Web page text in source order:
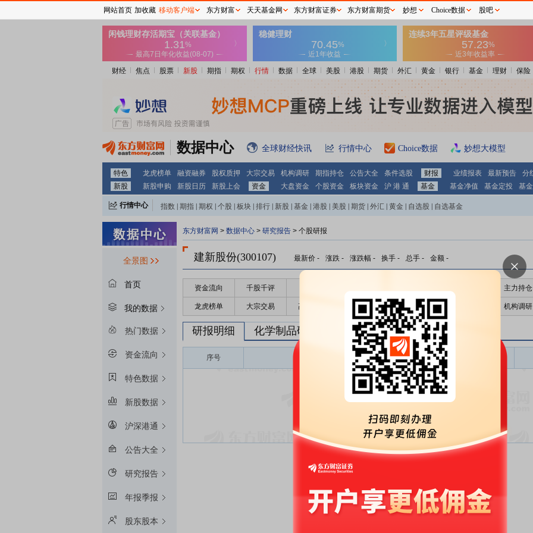
财经 焦点 股票 新股 期指 期权 行情 数据 全球 美股 港股 期货 外汇 黄金 银行 基金 理财 保险
数据中心 全球财经快讯 行情中心 Choice数据 妙想大模型
特色 龙虎榜单 融资融券 股权质押 大宗交易 机构调研 期指持仓 公告大全 条件选股 财报 业绩报表 最新预告
分
新股
新股申购 新股日历 新股上会 资金 大盘资金 个股资金 板块资金 沪 港 通 基金 基金净值 基金定投 基
行情中心 指数 期指 期权 个股 板块 排行 新股 基金 港股 美股 期货 外汇 黄金 自选股 自选基金
全景图
首页
我的数据
热门数据
资金流向
特色数据
新股数据
沪深港通
公告大全
研究报告
年报季报
股东股本
东方财富网 > 数据中心 > 研究报告 > 个股研报
建新股份(300107) 最新价 - 涨跌 - 涨跌幅 - 换手 - 总手 - 金额 -
资金流向 千股千评 主力持仓
龙虎榜单 大宗交易 高管持股 股东大会 个股研报 机构调研
研报明细 化学制品研报 化学制品盈利预测
序号
东财
评级
网站首页 加收藏 移动客户端 东方财富 天天基金网 东方财富证券 东方财富期货 妙想 Choice数据 股吧